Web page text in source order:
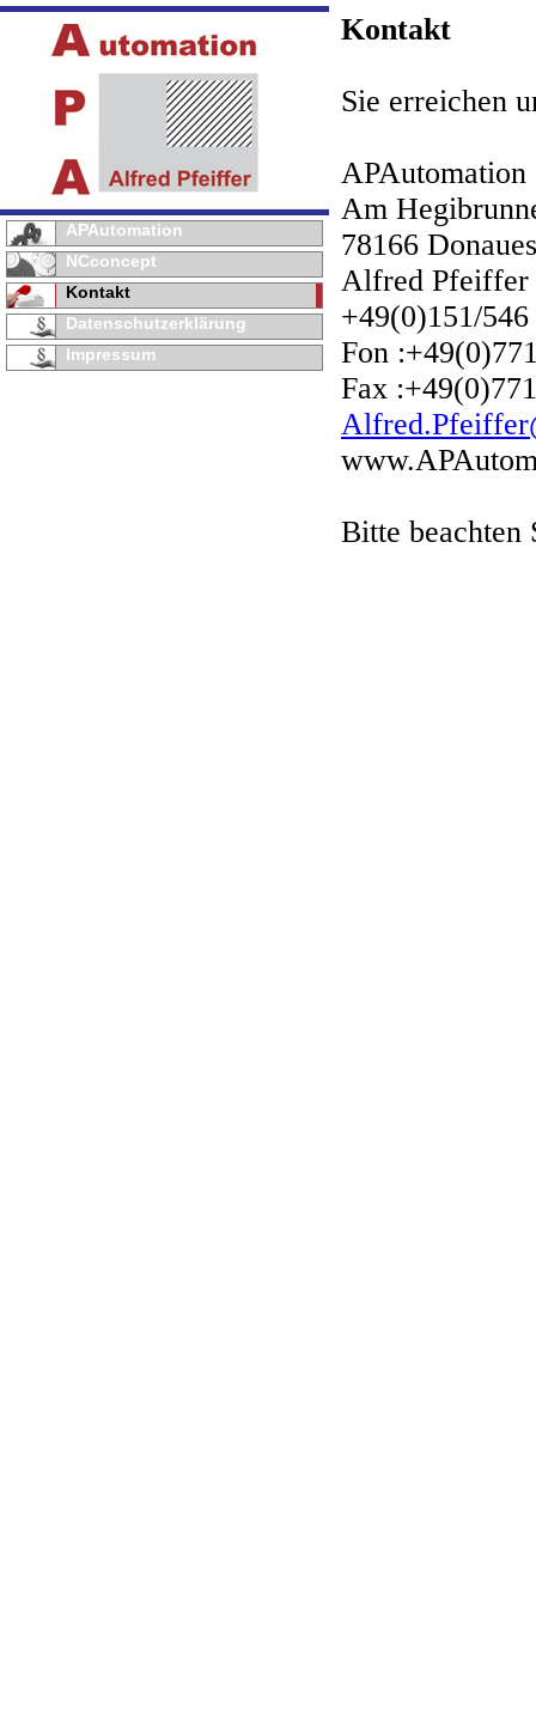
APAutomation
NCconcept
Kontakt
Datenschutzerklärung
Impressum
Kontakt
Sie erreichen
APAutomation
Am
78166
Alfred Pfeiffer
+49(0)151/
Fon
Fax
Bitte beachten